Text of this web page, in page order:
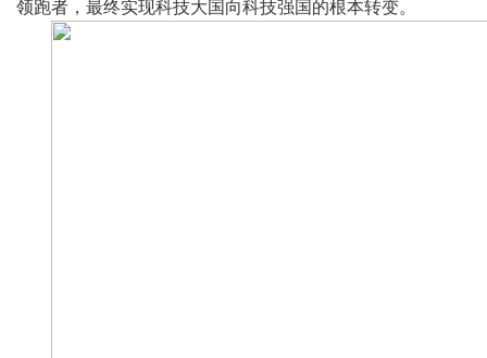
领跑者，最终实现科技大国向科技强国的根本转变。